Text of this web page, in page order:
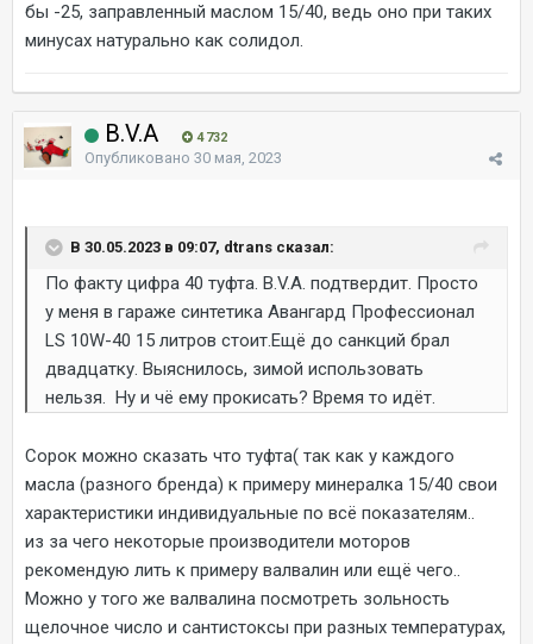
бы -25, заправленный маслом 15/40, ведь оно при таких
минусах натурально как солидол.
B.V.A 4 732
Опубликовано 30 мая, 2023
В 30.05.2023 в 09:07, dtrans сказал:
По факту цифра 40 туфта. B.V.A. подтвердит. Просто
у меня в гараже синтетика Авангард Профессионал
LS 10W-40 15 литров стоит.Ещё до санкций брал
двадцатку. Выяснилось, зимой использовать
нельзя. Ну и чё ему прокисать? Время то идёт.
Сорок можно сказать что туфта( так как у каждого
масла (разного бренда) к примеру минералка 15/40 свои
характеристики индивидуальные по всё показателям..
из за чего некоторые производители моторов
рекомендую лить к примеру валвалин или ещё чего..
Можно у того же валвалина посмотреть зольность
щелочное число и сантистоксы при разных температурах,